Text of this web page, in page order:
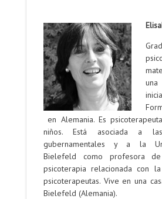
en Alemania. Es
niños. Está asociada a las
gubernamentales y a la
Bielefeld como profesora
psicoterapia relacionada con
psicoterapeutas. Vive en una
Bielefeld (Alemania).